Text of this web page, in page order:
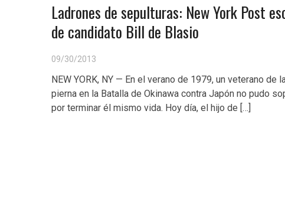
Ladrones de sepulturas: New York Post
de candidato Bill de Blasio
09/30/2013
NEW YORK, NY — En el verano de 1979, un veterano de
pierna en la Batalla de Okinawa contra Japón no pudo
por terminar él mismo vida. Hoy día, el hijo de […]